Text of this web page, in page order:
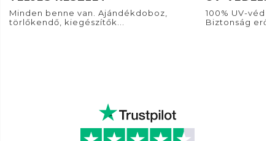
Minden benne van. Ajándékdoboz,
törlőkendő, kiegészítők...
100% UV-
Biztonság